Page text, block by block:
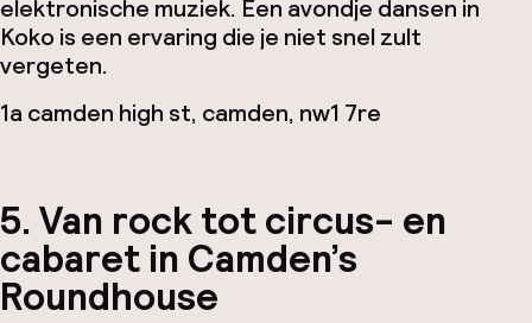
elektronische muziek. Een avondje dansen in
Koko is een ervaring die je niet snel zult
vergeten.
1a camden high st, camden, nw1 7re
5. Van rock tot circus- en
cabaret in Camden’s
Roundhouse